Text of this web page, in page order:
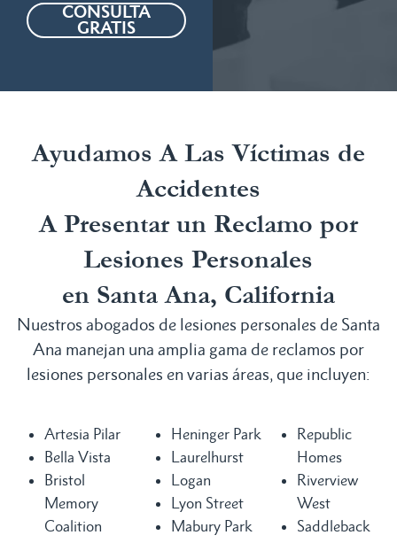
CONSULTA
GRATIS
Ayudamos A Las Víctimas de
Accidentes
A Presentar un Reclamo por
Lesiones Personales
en Santa Ana, California
Nuestros abogados de lesiones personales de Santa
Ana manejan una amplia gama de reclamos por
lesiones personales en varias áreas, que incluyen:
Artesia Pilar
Bella Vista
Bristol
Memory
Coalition
Heninger Park
Laurelhurst
Logan
Lyon Street
Mabury Park
Republic
Homes
Riverview
West
Saddleback